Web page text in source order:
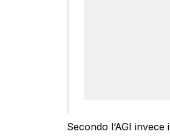
Secondo l’AGI